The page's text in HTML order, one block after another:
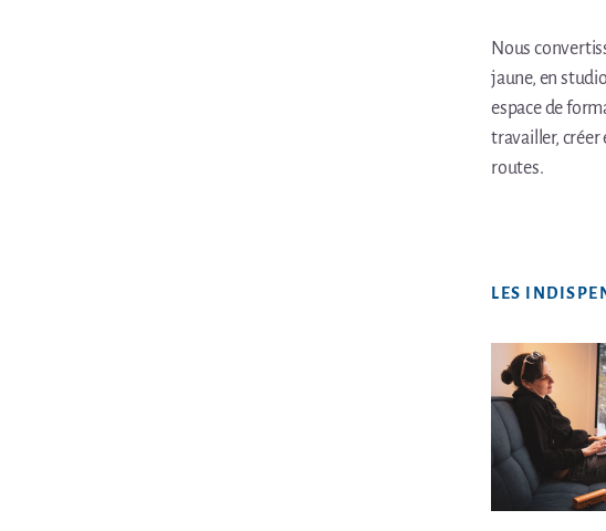
Nous
jaune, en
espace de
travailler, créer
routes.
LES